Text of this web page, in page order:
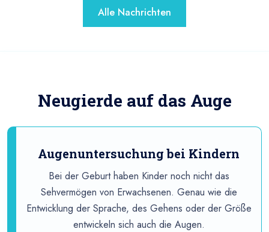
Alle Nachrichten
Neugierde auf das Auge
Augenuntersuchung bei Kindern
Bei der Geburt haben Kinder noch nicht das
Sehvermögen von Erwachsenen. Genau wie die
Entwicklung der Sprache, des Gehens oder der Größe
entwickeln sich auch die Augen.